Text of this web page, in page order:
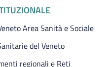
pagina
Area Sanità e Sociale
del Veneto
regionali e Reti